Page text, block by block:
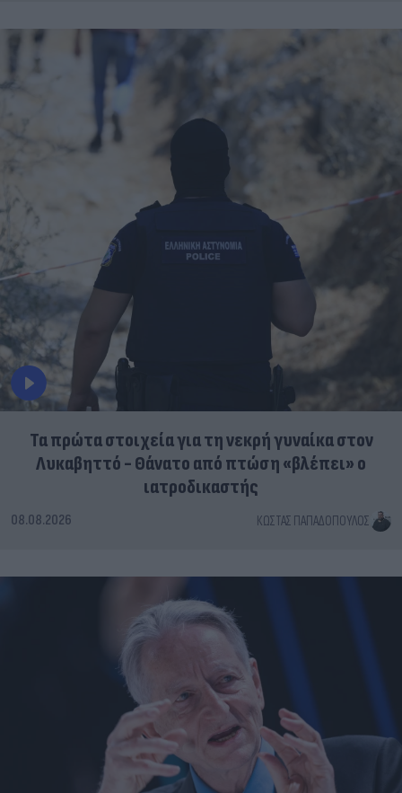
Τα πρώτα στοιχεία για τη νεκρή γυναίκα στον
Λυκαβηττό - Θάνατο από πτώση «βλέπει» ο
ιατροδικαστής
08.08.2026 ΚΏΣΤΑΣ ΠΑΠΑΔΌΠΟΥΛΟΣ